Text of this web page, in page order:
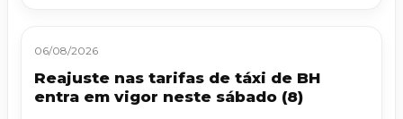
06/08/2026
Reajuste nas tarifas de táxi de BH
entra em vigor neste sábado (8)